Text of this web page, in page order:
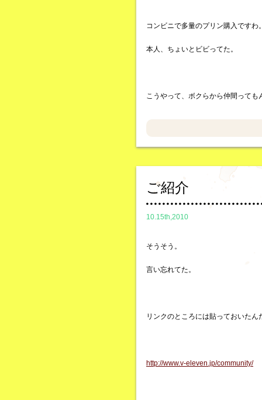
コンビニで多量のプリン購入ですわ
本人、ちょいとビビってた。
こうやって、ボクらから仲間って
ご紹介
10.15th,2010
そうそう。
言い忘れてた。
リンクのところには貼っておいた
http://www.v-eleven.jp/community/